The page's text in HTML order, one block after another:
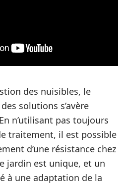
des nuisibles, le
solutions s’avère
n’utilisant pas toujours
traitement, il est possible
d’une résistance chez
jardin est unique, et un
à une adaptation de la